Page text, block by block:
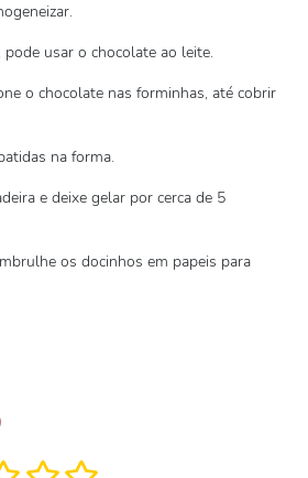
pode usar o chocolate ao leite.
o chocolate nas forminhas, até cobrir
na forma.
e deixe gelar por cerca de 5
os docinhos em papeis para